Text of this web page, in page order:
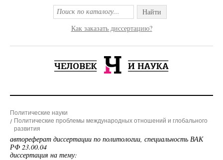
Найти
Как заказать диссертацию?
Политические науки
Политические проблемы международных отношений и глобального
развития
автореферат диссертации по политологии, специальность ВАК
РФ 23.00.04
диссертация на тему: